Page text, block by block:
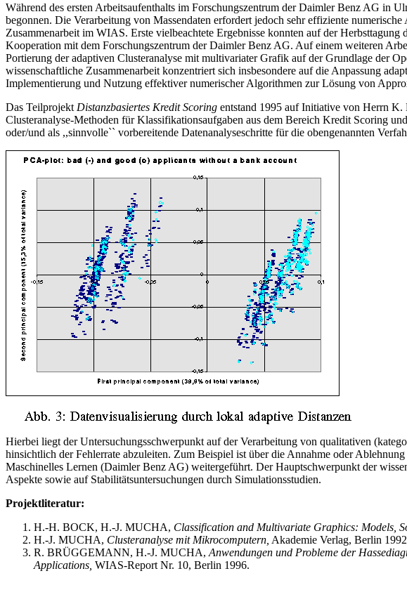
Während des ersten Arbeitsaufenthalts im Forschungszentrum der Daimler Benz AG in
begonnen. Die Verarbeitung von Massendaten erfordert jedoch sehr effiziente
Zusammenarbeit im WIAS. Erste vielbeachtete Ergebnisse konnten auf der
Kooperation mit dem Forschungszentrum der Daimler Benz AG. Auf einem weiteren
Portierung der adaptiven Clusteranalyse mit multivariater Grafik auf der Grundlage der
wissenschaftliche Zusammenarbeit konzentriert sich insbesondere auf die Anpassung
Implementierung und Nutzung effektiver numerischer Algorithmen zur Lösung von
Das Teilprojekt Distanzbasiertes Kredit Scoring entstand 1995 auf Initiative von Herrn
Clusteranalyse-Methoden für Klassifikationsaufgaben aus dem Bereich Kredit Scoring
oder/und als ,,sinnvolle`` vorbereitende Datenanalyseschritte für die obengenannten
Hierbei liegt der Untersuchungsschwerpunkt auf der Verarbeitung von qualitativen
hinsichtlich der Fehlerrate abzuleiten. Zum Beispiel ist über die Annahme oder
Maschinelles Lernen (Daimler Benz AG) weitergeführt. Der Hauptschwerpunkt der
Aspekte sowie auf Stabilitätsuntersuchungen durch Simulationsstudien.
Projektliteratur:
H.-H. BOCK, H.-J. MUCHA, Classification and Multivariate Graphics: Models,
H.-J. MUCHA, Clusteranalyse mit Mikrocomputern, Akademie Verlag, Berlin
R. BRÜGGEMANN, H.-J. MUCHA, Anwendungen und Probleme der
Applications, WIAS-Report Nr. 10, Berlin 1996.